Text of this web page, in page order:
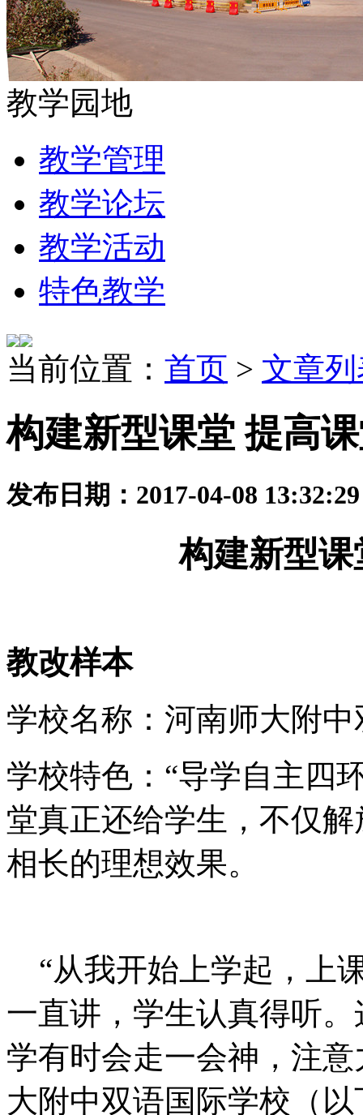
教学园地
教学管理
教学论坛
教学活动
特色教学
当前位置： 首页 > 文章
构建新型课堂 提高
发布日期：2017-04-08
构建新型课
教改样本
学校名称：河南师大附
学校特色：“导学自主四
堂真正还给学生，不仅
相长的理想效果。
“从我开始上学起，上
一直讲，学生认真得听
学有时会走一会神，注
大附中双语国际学校（